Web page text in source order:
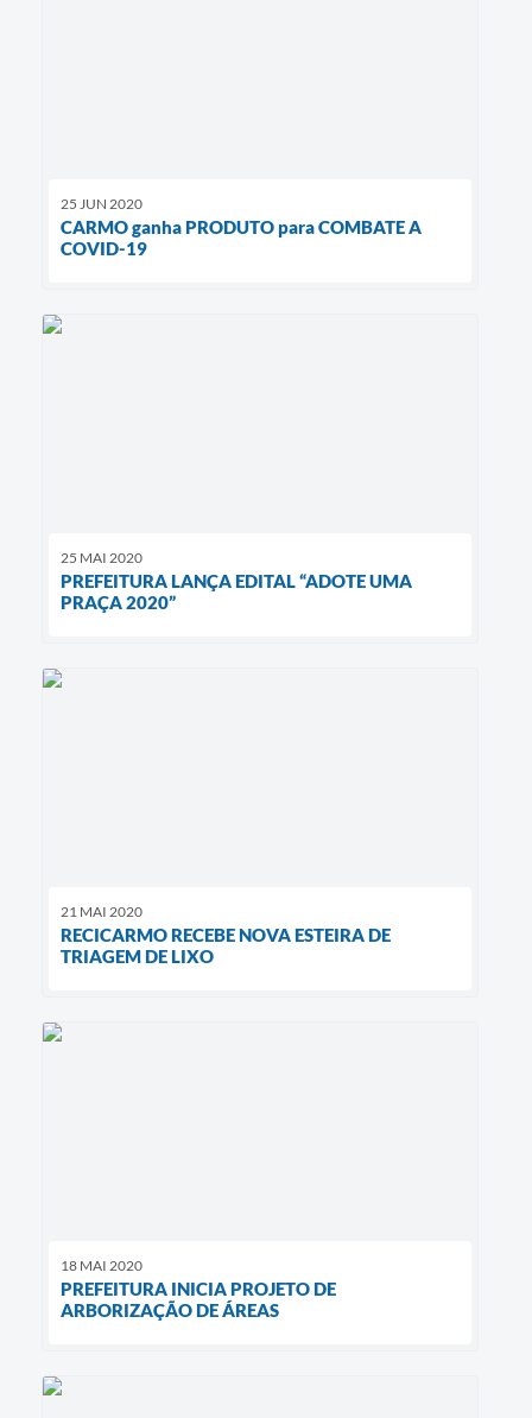
25 JUN 2020
CARMO ganha PRODUTO para COMBATE A
COVID-19
25 MAI 2020
PREFEITURA LANÇA EDITAL “ADOTE UMA
PRAÇA 2020”
21 MAI 2020
RECICARMO RECEBE NOVA ESTEIRA DE
TRIAGEM DE LIXO
18 MAI 2020
PREFEITURA INICIA PROJETO DE
ARBORIZAÇÃO DE ÁREAS